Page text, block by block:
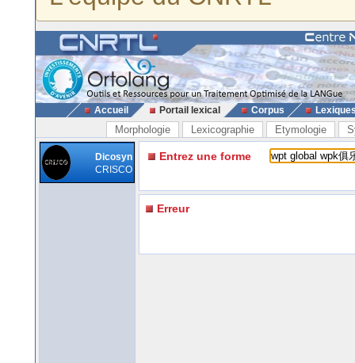
Accueil Portail lexical Corpus
Morphologie Lexicographie Etymologie
Dicosyn
CRISCO
Entrez une forme
Erreur